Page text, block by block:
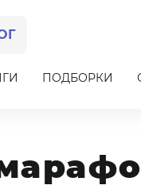
ПОДБОРКИ